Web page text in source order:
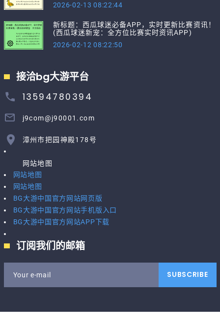
2026-02-13 08:22:44
新标题：西瓜球迷必备APP，实时更新比赛资讯！
(西瓜球迷新宠：全方位比赛实时资讯APP)
2026-02-12 08:22:50
接洽bg大游平台
13594780394
j9com@j90001.com
漳州市把园神殿178号
网站地图
网站地图
网站地图
BG大游中国官方网站网页版
BG大游中国官方网站手机版入口
BG大游中国官方网站APP下载
订阅我们的邮箱
Your e-mail SUBSCRIBE